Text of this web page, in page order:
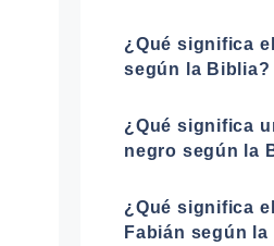
¿Qué significa
según la Biblia?
¿Qué significa
negro según la
¿Qué significa
Fabián según la